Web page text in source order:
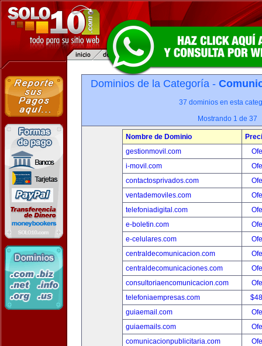
Dominios de la Categoría -
37 dominios en esta
Mostrando 1 de 37
Nombre de Dominio
gestionmovil.com
i-movil.com
contactosprivados.com
ventademoviles.com
telefoniadigital.com
e-boletin.com
e-celulares.com
centraldecomunicacion.com
centraldecomunicaciones.com
consultoriaencomunicacion.com
telefoniaempresas.com
guiaemail.com
guiaemails.com
comunicacionpublicitaria.com